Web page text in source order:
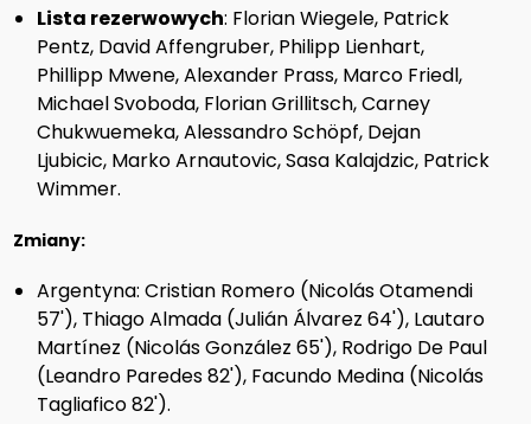
Lista rezerwowych: Florian Wiegele, Patrick
Pentz, David Affengruber, Philipp Lienhart,
Phillipp Mwene, Alexander Prass, Marco Friedl,
Michael Svoboda, Florian Grillitsch, Carney
Chukwuemeka, Alessandro Schöpf, Dejan
Ljubicic, Marko Arnautovic, Sasa Kalajdzic, Patrick
Wimmer.
Zmiany:
Argentyna: Cristian Romero (Nicolás Otamendi
57'), Thiago Almada (Julián Álvarez 64'), Lautaro
Martínez (Nicolás González 65'), Rodrigo De Paul
(Leandro Paredes 82'), Facundo Medina (Nicolás
Tagliafico 82').